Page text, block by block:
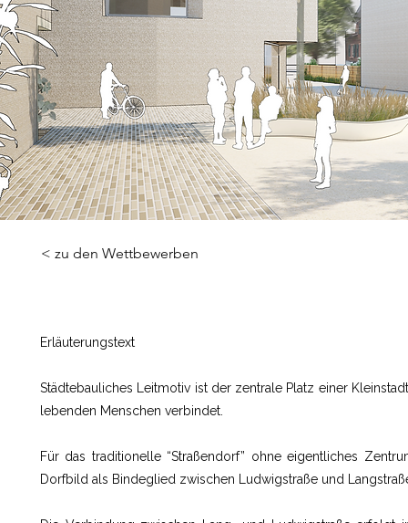
< zu den Wettbewerben
Erläuterungstext
Städtebauliches Leitmotiv ist der zentrale Platz einer
lebenden Menschen verbindet.
Für das traditionelle “Straßendorf” ohne eigentliches
Dorfbild als Bindeglied zwischen Ludwigstraße und